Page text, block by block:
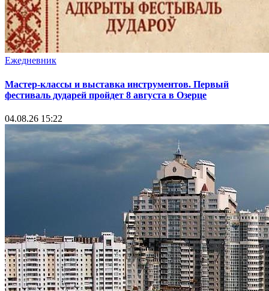
Ежедневник
Мастер-классы и выставка инструментов. Первый
фестиваль дударей пройдет 8 августа в Озерце
04.08.26 15:22